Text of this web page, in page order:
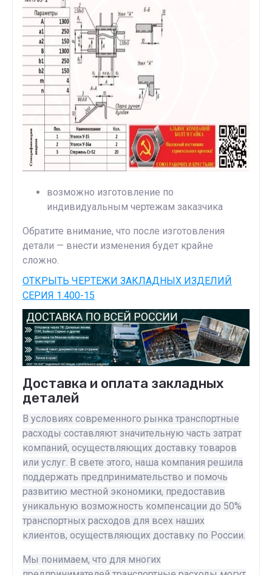
возможно изготовление по
индивидуальным чертежам заказчика
Обратите внимание, что после изготовления
детали — внести изменения будет крайне
сложно.
ОТКРЫТЬ ЧЕРТЕЖИ ЗАКЛАДНЫХ ИЗДЕЛИЙ
СЕРИЯ 1.400-15
Доставка и оплата закладных
деталей
В условиях современного рынка транспортные
расходы составляют значительную часть затрат
компаний, осуществляющих доставку товаров
или услуг. В свете этого, наша компания решила
поддержать предпринимательство и помочь
развитию местной экономики, предоставив
уникальную возможность компенсации до 50%
транспортных расходов для всех наших
клиентов, осуществляющих доставку по России.
Мы понимаем, что для многих